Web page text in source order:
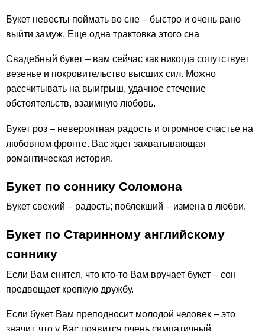
Букет невесты поймать во сне – быстро и очень рано
выйти замуж. Еще одна трактовка этого сна
Свадебный букет – вам сейчас как никогда сопутствует
везенье и покровительство высших сил. Можно
рассчитывать на выигрыш, удачное стечение
обстоятельств, взаимную любовь.
Букет роз – невероятная радость и огромное счастье на
любовном фронте. Вас ждет захватывающая
романтическая история.
Букет по соннику Соломона
Букет свежий – радость; поблекший – измена в любви.
Букет по Старинному английскому
соннику
Если Вам снится, что кто-то Вам вручает букет – сон
предвещает крепкую дружбу.
Если букет Вам преподносит молодой человек – это